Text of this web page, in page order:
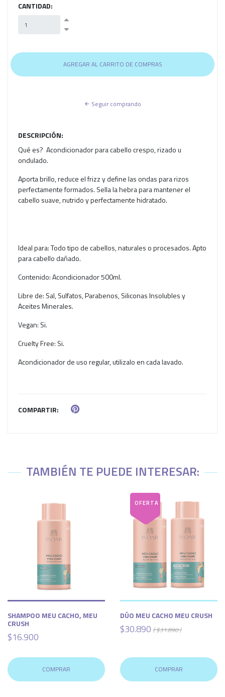
CANTIDAD:
Seguir comprando
DESCRIPCIÓN:
Qué es? Acondicionador para cabello crespo, rizado u
ondulado.
Aporta brillo, reduce el frizz y define las ondas para rizos
perfectamente formados. Sella la hebra para mantener el
cabello suave, nutrido y perfectamente hidratado.
Ideal para: Todo tipo de cabellos, naturales o procesados. Apto
para cabello dañado.
Contenido: Acondicionador 500ml.
Libre de: Sal, Sulfatos, Parabenos, Siliconas Insolubles y
Aceites Minerales.
Vegan: Si.
Cruelty Free: Si.
Acondicionador de uso regular, utilizalo en cada lavado.
COMPARTIR:
TAMBIÉN TE PUEDE INTERESAR:
SHAMPOO MEU CACHO, MEU
CRUSH
$16.900
COMPRAR
DÚO MEU CACHO MEU CRUSH
$30.890 ( $31.890 )
COMPRAR